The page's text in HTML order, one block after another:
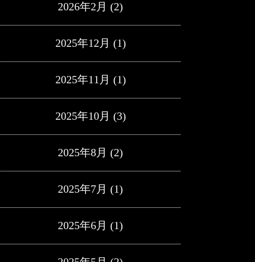
2026年2月 (2)
2025年12月 (1)
2025年11月 (1)
2025年10月 (3)
2025年8月 (2)
2025年7月 (1)
2025年6月 (1)